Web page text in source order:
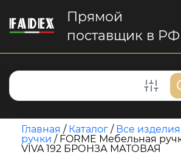
Прямой
поставщик в РФ
Главная / Каталог / Все изделия
ручки / FORME Мебельная
VIVA 192 БРОНЗА МАТОВАЯ